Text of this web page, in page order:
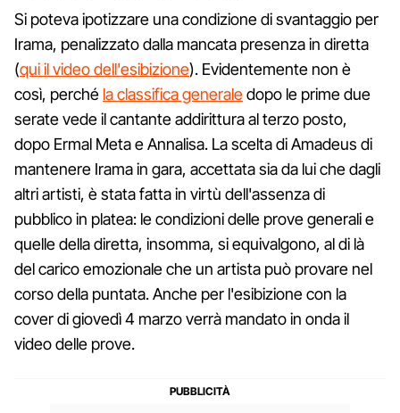
Si poteva ipotizzare una condizione di svantaggio per
Irama, penalizzato dalla mancata presenza in diretta
(qui il video dell'esibizione). Evidentemente non è
così, perché la classifica generaledopo le prime due
serate vede il cantante addirittura al terzo posto,
dopo Ermal Meta e Annalisa. La scelta di Amadeus di
mantenere Irama in gara, accettata sia da lui che dagli
altri artisti, è stata fatta in virtù dell'assenza di
pubblico in platea: le condizioni delle prove generali e
quelle della diretta, insomma, si equivalgono, al di là
del carico emozionale che un artista può provare nel
corso della puntata. Anche per l'esibizione con la
cover di giovedì 4 marzo verrà mandato in onda il
video delle prove.